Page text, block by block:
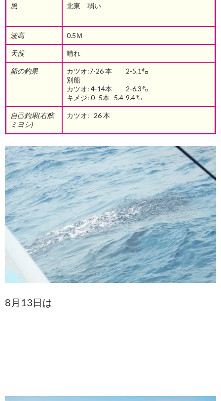
風 北東 弱い
波高 0.5Ｍ
天候 晴れ
船の釣果
カツオ:7-26 本 2-5.1㌔
別船
カツオ: 4-14本 2-6.3㌔
キメジ: 0- 5本 5.4-9.4㌔
自己釣果(右舷
ミヨシ)
カツオ: 26 本
8月13日は